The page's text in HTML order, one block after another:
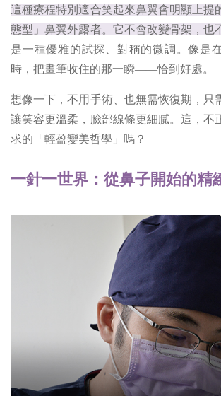
這種療程特別適合笑起來鼻翼會明顯上提
態型」鼻翼外露者。它不會改變骨架，也
是一種優雅的試探、對稱的微調。像是
時，把畫筆收住的那一瞬——恰到好處。
想像一下，不用手術、也無需恢復期，只
讓笑容更溫柔，臉部線條更細膩。這，不
求的「輕盈變美哲學」嗎？
一針一世界：從鼻子開始的精